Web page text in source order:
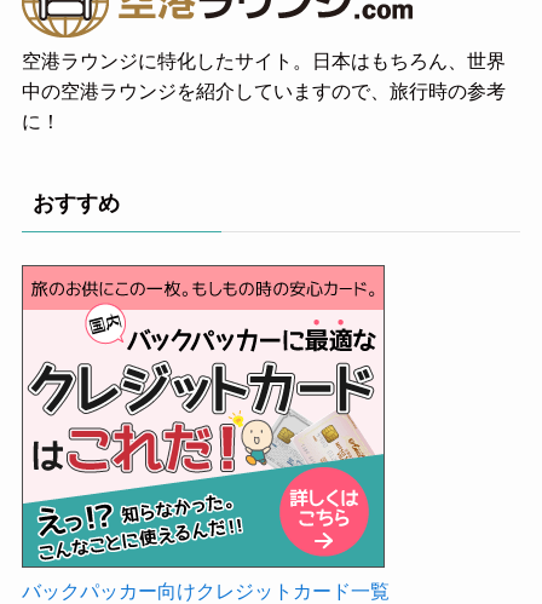
空港ラウンジに特化したサイト。日本はもちろん、世界
中の空港ラウンジを紹介していますので、旅行時の参考
に！
おすすめ
バックパッカー向けクレジットカード一覧